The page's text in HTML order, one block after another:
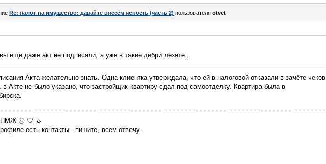
Re: налог на имущество: давайте внесём ясность (часть 2) пользователя otvet
еще даже акт не подписали, а уже в такие дебри лезете...
Акта желательно знать. Одна клиентка утверждала, что ей в налоговой отказали в зачёте чеков
Акте не было указано, что застройщик квартиру сдал под самоотделку. Квартира была в
ПМЖ ㋛ ♡ ☼
есть контакты - пишите, всем отвечу.